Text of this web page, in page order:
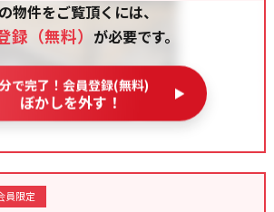
物件をご覧頂くには、
録（無料） が必要です。
で完了！会員登録(無料)
ぼかしを外す！
員限定